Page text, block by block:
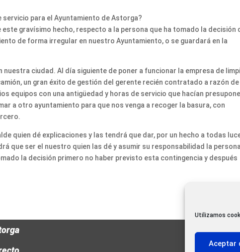
Utilizamos
Aceptar
para el Ayuntamiento de Astorga?
gravísimo hecho, respecto a la persona que ha tomado la decisión
de forma irregular en nuestro Ayuntamiento, o se guardará en la
ciudad. Al día siguiente de poner a funcionar la empresa de
un gran éxito de gestión del gerente recién contratado a razón de
equipos con una antigüedad y horas de servicio que hacían
a otro ayuntamiento para que nos venga a recoger la basura, con
quien dé explicaciones y las tendrá que dar, por un hecho a todas
que ser el nuestro quien las dé y asumir su responsabilidad la persona
la decisión primero no haber previsto esta contingencia y después